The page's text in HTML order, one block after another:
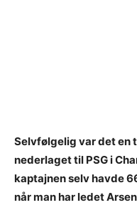
Selvfølgelig var det en
nederlaget til PSG i
kaptajnen selv havde
når man har ledet